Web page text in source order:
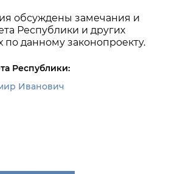
обсуждены замечания и
Республики и других
по данному законопроекту.
Республики:
Иванович